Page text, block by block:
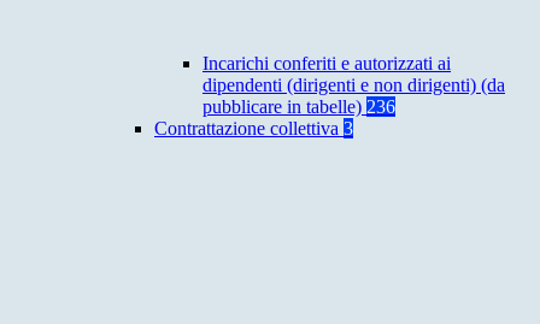
Incarichi conferiti e autorizzati ai
dipendenti (dirigenti e non dirigenti) (da
pubblicare in tabelle) 236
Contrattazione collettiva 3